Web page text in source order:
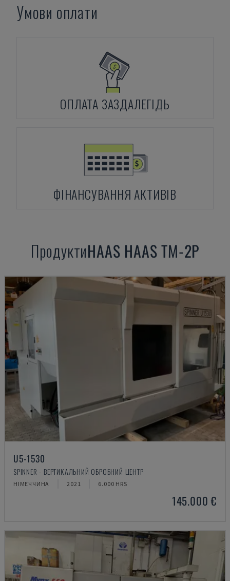
Умови оплати
ОПЛАТА ЗАЗДАЛЕГІДЬ
ФІНАНСУВАННЯ АКТИВІВ
ПродуктиHAAS HAAS TM-2P
U5-1530
SPINNER - ВЕРТИКАЛЬНИЙ ОБРОБНИЙ ЦЕНТР
НІМЕЧЧИНА 2021 6.000 HRS
145.000 €